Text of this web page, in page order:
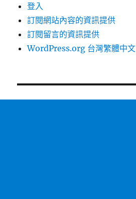
登入
訂閱網站內容的資訊提供
訂閱留言的資訊提供
WordPress.org 台灣繁體中文